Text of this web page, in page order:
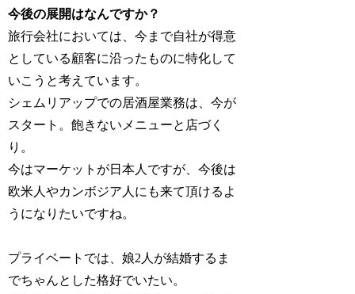
今後の展開はなんですか？
旅行会社においては、今まで自社が得意
としている顧客に沿ったものに特化して
いこうと考えています。
シェムリアップでの居酒屋業務は、今が
スタート。飽きないメニューと店づく
り。
今はマーケットが日本人ですが、今後は
欧米人やカンボジア人にも来て頂けるよ
うになりたいですね。
プライベートでは、娘2人が結婚するま
でちゃんとした格好でいたい。